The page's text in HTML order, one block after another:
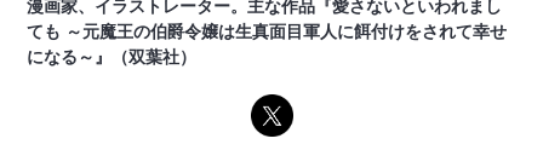
漫画家、イラストレーター。主な作品『愛さないといわれまし
ても ～元魔王の伯爵令嬢は生真面目軍人に餌付けをされて幸せ
になる～』（双葉社）